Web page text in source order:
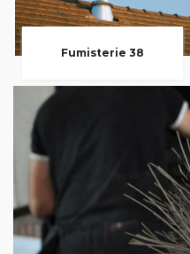
Fumisterie 38